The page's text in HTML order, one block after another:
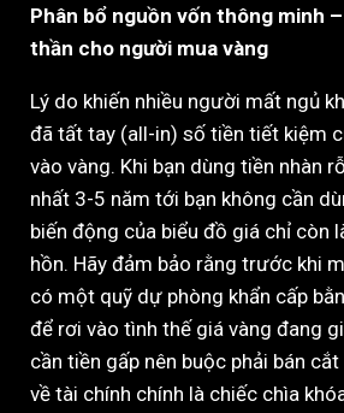
Phân bổ nguồn vốn thông minh
thần cho người mua vàng
Lý do khiến nhiều người mất ngủ
đã tất tay (all-in) số tiền tiết kiệm
vào vàng. Khi bạn dùng tiền nhàn
nhất 3-5 năm tới bạn không cần
biến động của biểu đồ giá chỉ còn
hồn. Hãy đảm bảo rằng trước khi
có một quỹ dự phòng khẩn cấp
để rơi vào tình thế giá vàng đang
cần tiền gấp nên buộc phải bán
về tài chính chính là chiếc chìa